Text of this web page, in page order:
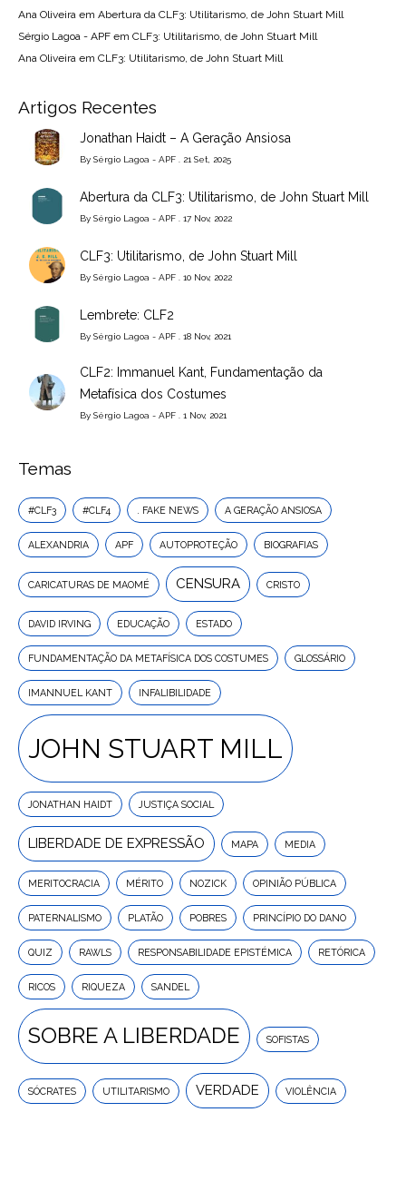
Ana Oliveira em Abertura da CLF3: Utilitarismo, de John Stuart Mill
Sérgio Lagoa - APF em CLF3: Utilitarismo, de John Stuart Mill
Ana Oliveira em CLF3: Utilitarismo, de John Stuart Mill
Artigos Recentes
Jonathan Haidt – A Geração Ansiosa
By Sérgio Lagoa - APF . 21 Set, 2025
Abertura da CLF3: Utilitarismo, de John Stuart Mill
By Sérgio Lagoa - APF . 17 Nov, 2022
CLF3: Utilitarismo, de John Stuart Mill
By Sérgio Lagoa - APF . 10 Nov, 2022
Lembrete: CLF2
By Sérgio Lagoa - APF . 18 Nov, 2021
CLF2: Immanuel Kant, Fundamentação da
Metafísica dos Costumes
By Sérgio Lagoa - APF . 1 Nov, 2021
Temas
#CLF3 #CLF4 . FAKE NEWS A GERAÇÃO ANSIOSA
ALEXANDRIA APF AUTOPROTEÇÃO BIOGRAFIAS
CARICATURAS DE MAOMÉ CENSURA CRISTO
DAVID IRVING EDUCAÇÃO ESTADO
FUNDAMENTAÇÃO DA METAFÍSICA DOS COSTUMES GLOSSÁRIO
IMANNUEL KANT INFALIBILIDADE
JOHN STUART MILL
JONATHAN HAIDT JUSTIÇA SOCIAL
LIBERDADE DE EXPRESSÃO MAPA MEDIA
MERITOCRACIA MÉRITO NOZICK OPINIÃO PÚBLICA
PATERNALISMO PLATÃO POBRES PRINCÍPIO DO DANO
QUIZ RAWLS RESPONSABILIDADE EPISTÉMICA RETÓRICA
RICOS RIQUEZA SANDEL
SOBRE A LIBERDADE SOFISTAS
SÓCRATES UTILITARISMO VERDADE VIOLÊNCIA